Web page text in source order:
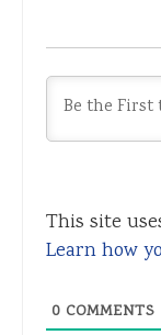
This site
Learn how
0 COMMENTS